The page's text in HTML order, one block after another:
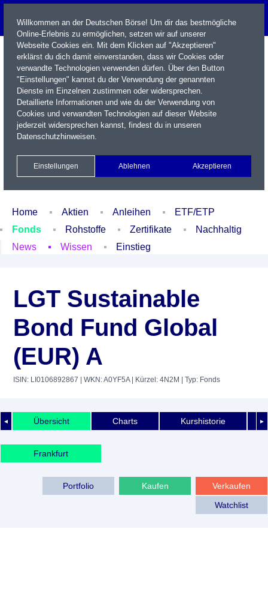
Name / WKN / ISIN / Kürzel
Xetra Realtime
Watchlist Portfolio Login
Home Aktien Anleihen
ETF/ETP
Fonds
Rohstoffe Zertifikate
Nachhaltig
News
Wissen Einstieg
LGT Sustainable
Bond Fund Global
(EUR) A
ISIN: LI0106892867 | WKN: A0YF5A| Kürzel: 4N2M | Typ: Fonds
◄ ►
Übersicht Charts Kurshistorie
Frankfurt
Verkaufen
Kaufen
Portfolio
Watchlist
Willkommen an der Deutschen Börse! Um dir das bestmögliche
Online-Erlebnis zu ermöglichen, setzen wir auf unserer
Webseite Cookies ein. Mit dem Klicken auf "Akzeptieren"
erklärst du dich damit einverstanden, dass wir Cookies oder
verwandte Technologien verwenden dürfen. Über den Button
"Einstellungen" kannst du der Verwendung der genannten
Dienste im Einzelnen zustimmen oder widersprechen.
Detaillierte Informationen und wie du der Verwendung von
Cookies und verwandten Technologien auf dieser Website
jederzeit widersprechen kannst, findest du in unseren
Datenschutzhinweisen.
Einstellungen Ablehnen Akzeptieren